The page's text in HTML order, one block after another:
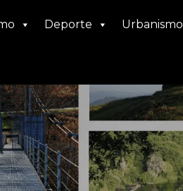
Deporte Urbanismo